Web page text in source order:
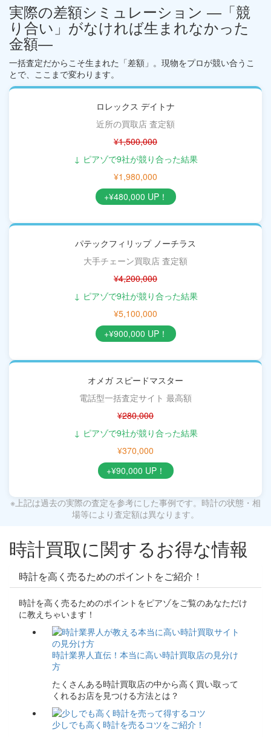
実際の差額シミュレーション ―「競
り合い」がなければ生まれなかった
金額―
一括査定だからこそ生まれた「差額」。現物をプロが競い合うこ
とで、ここまで変わります。
ロレックス デイトナ
近所の買取店 査定額
¥1,500,000
↓ ピアゾで9社が競り合った結果
¥1,980,000
+¥480,000 UP！
パテックフィリップ ノーチラス
大手チェーン買取店 査定額
¥4,200,000
↓ ピアゾで9社が競り合った結果
¥5,100,000
+¥900,000 UP！
オメガ スピードマスター
電話型一括査定サイト 最高額
¥280,000
↓ ピアゾで9社が競り合った結果
¥370,000
+¥90,000 UP！
※上記は過去の実際の査定を参考にした事例です。時計の状態・相
場等により査定額は異なります。
時計買取に関するお得な情報
時計を高く売るためのポイントをご紹介！
時計を高く売るためのポイントをピアゾをご覧のあなただけ
に教えちゃいます！
時計業界人直伝！本当に高い時計買取店の見分け
方
たくさんある時計買取店の中から高く買い取って
くれるお店を見つける方法とは？
少しでも高く時計を売るコツをご紹介！